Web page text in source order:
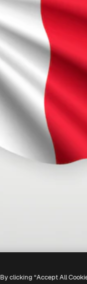
By clicking “Accept All